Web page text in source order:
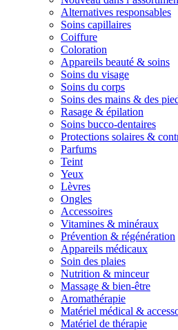
Alternatives responsables
Soins capillaires
Coiffure
Coloration
Appareils beauté & soins
Soins du visage
Soins du corps
Soins des mains & des
Rasage & épilation
Soins bucco-dentaires
Protections solaires &
Parfums
Teint
Yeux
Lèvres
Ongles
Accessoires
Vitamines & minéraux
Prévention & régénération
Appareils médicaux
Soin des plaies
Nutrition & minceur
Massage & bien-être
Aromathérapie
Matériel médical &
Matériel de thérapie